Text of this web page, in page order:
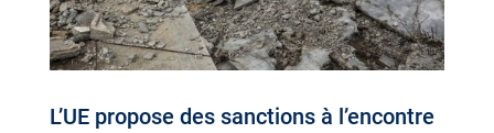
L’UE propose des sanctions à l’encontre